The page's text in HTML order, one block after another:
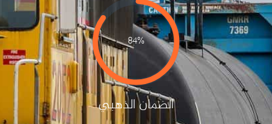
84%
الضمان الذهبي